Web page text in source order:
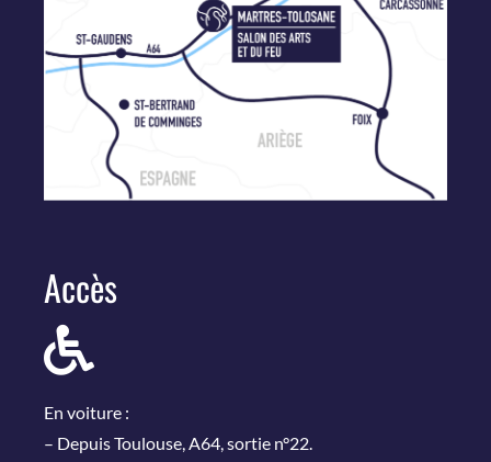
Accès
En voiture :
– Depuis Toulouse, A64, sortie n°22.